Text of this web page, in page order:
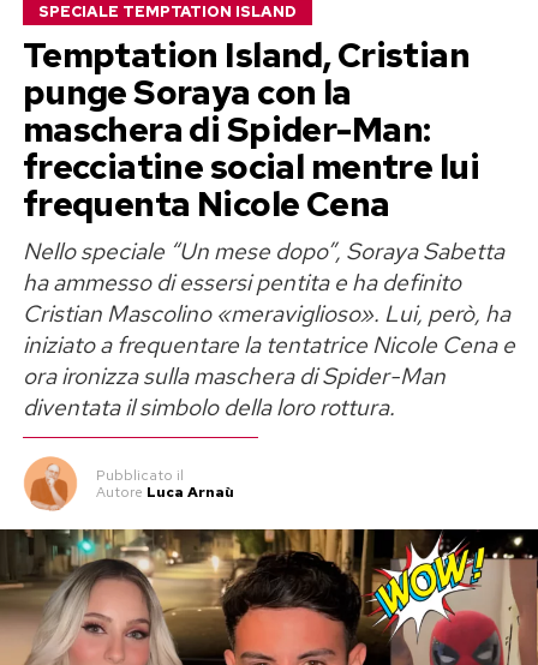
matrimoniale con falò incorporato, lo aveva
spinto a non prendere una decisione definitiva. I
due erano così usciti insieme dal programma,
almeno formalmente. Nella vita reale, però,
quella tregua sarebbe durata pochissimo.
Danilo dopo Temptation Island:
spunta Simona Giordano
A riaccendere il gossip è stata proprio Simona
Giordano. La ragazza ha raccontato sui social di
avere frequentato Danilo per circa un mese
dopo la fine delle registrazioni. Secondo la sua
ricostruzione, sarebbe stato lui a cercarla e a
rassicurarla sul proprio stato sentimentale,
spiegandole che la relazione con Francesca era
ormai terminata.
«Lui mi aveva detto che si erano lasciati, me
SPECIALE TEMPTATION ISLAND
Temptation Island, Cristian
punge Soraya con la
maschera di Spider-Man:
frecciatine social mentre lui
frequenta Nicole Cena
Nello speciale “Un mese dopo”, Soraya Sabetta
ha ammesso di essersi pentita e ha definito
Cristian Mascolino «meraviglioso». Lui, però, ha
iniziato a frequentare la tentatrice Nicole Cena e
ora ironizza sulla maschera di Spider-Man
diventata il simbolo della loro rottura.
Pubblicato il
Autore Luca Arnaù